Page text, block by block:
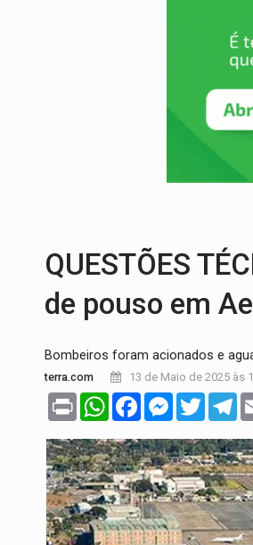
TEMAS
PREVISÃO:
A ILHA:
QUESTÕES
de pouso em
Bombeiros foram acionados e
terra.com 13 de Maio de 2025 às
Print WhatsAppFacebookMessenger
Twitter